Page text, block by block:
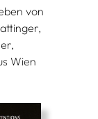
von
Wien